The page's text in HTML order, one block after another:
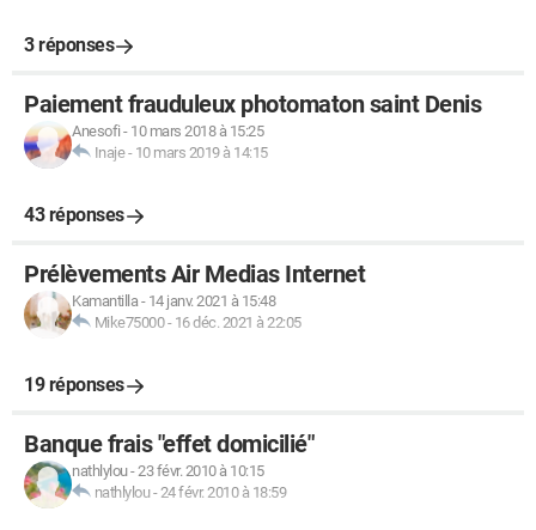
3 réponses
Paiement frauduleux photomaton saint Denis
Anesofi - 10 mars 2018 à 15:25
Inaje- 10 mars 2019 à 14:15
43 réponses
Prélèvements Air Medias Internet
Kamantilla- 14 janv. 2021 à 15:48
Mike75000- 16 déc. 2021 à 22:05
19 réponses
Banque frais "effet domicilié"
nathlylou-23 févr. 2010 à 10:15
nathlylou-24 févr. 2010 à 18:59